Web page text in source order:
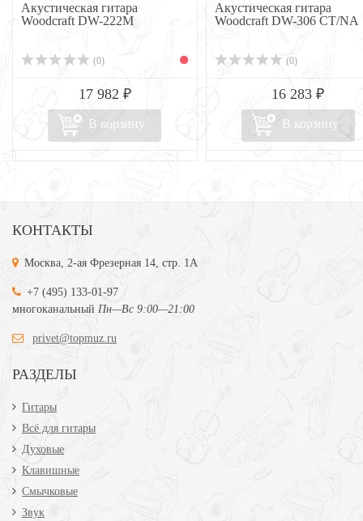
Акустическая гитара
Woodcraft DW-222M
(0)
17 982 ₽
В корзину
Акустическая гитара
Woodcraft DW-306 CT/NA
(0)
16 283 ₽
В корзину
КОНТАКТЫ
Москва, 2-ая Фрезерная 14, стр. 1А
+7 (495) 133-01-97
многоканальный Пн—Вс 9:00—21:00
privet@topmuz.ru
РАЗДЕЛЫ
Гитары
Всё для гитары
Духовые
Клавишные
Смычковые
Звук